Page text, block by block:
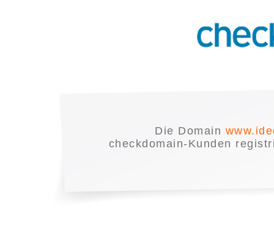
Die Domain
checkdomain-Kunden